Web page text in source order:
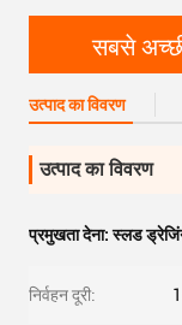
सबसे
उत्पाद का विवरण
उत्पाद का विवरण
प्रमुखता देना:स्लड
निर्वहन दूरी: